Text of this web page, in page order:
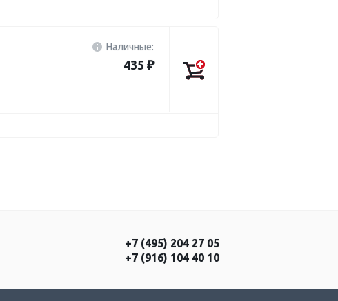
Наличные:
435 ₽
+7 (495) 204 27 05
+7 (916) 104 40 10